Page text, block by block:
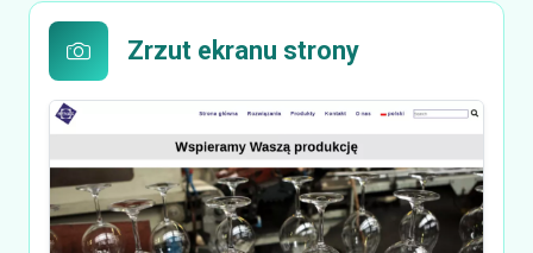
Zrzut ekranu strony